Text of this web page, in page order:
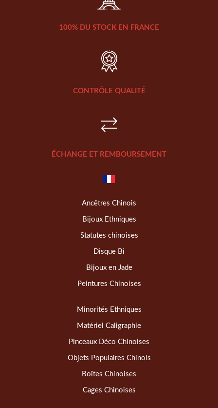
100% DU STOCK EN FRANCE
CONTRÔLE QUALITÉ
ÉCHANGE ET REMBOURSEMENT
Ancêtres Chinois
Bijoux Ethniques
Statutes chinoises
Disque Bi
Bijoux en Jade
Peintures Chinoises
Minorités Ethniques
Matériel Caligraphie
Pinceaux Déco Chinoises
Objets Populaires Chinois
Boîtes Chinoises
Cages Chinoises